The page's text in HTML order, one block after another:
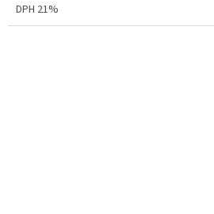
z
5
DPH 21%